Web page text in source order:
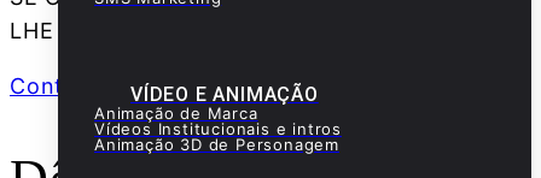
VÍDEO E ANIMAÇÃO
Animação de Marca
Vídeos Institucionais e intros
Animação 3D de Personagem
LHE VIDA, DÊ-LHE MOVIMENTO!
Contacta-nos